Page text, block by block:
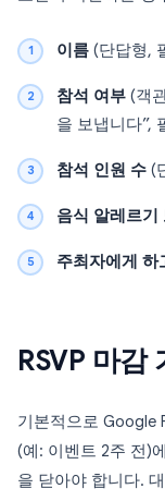
이름 (단답형,
참석 여부 (객
을 보냅니다”,
참석 인원 수 (
음식 알레르기
주최자에게 하
RSVP 마감
기본적으로 Google
(예: 이벤트 2주 전)
을 닫아야 합니다.